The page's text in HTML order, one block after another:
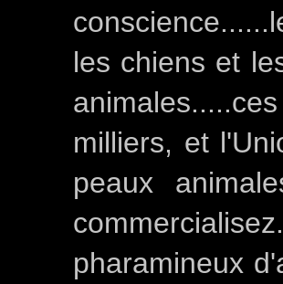
les chiens et
milliers, et
peaux
pharamineux